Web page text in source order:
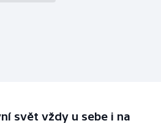
svět vždy u sebe i na